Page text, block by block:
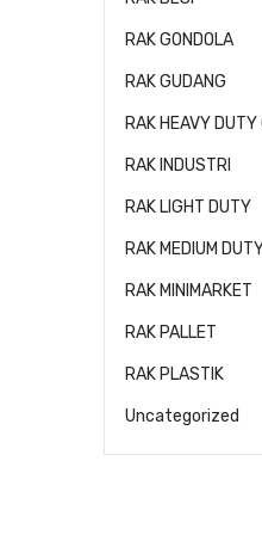
RAK GONDOLA
RAK GUDANG
RAK HEAVY
RAK INDUSTRI
RAK LIGHT DUTY
RAK MEDIUM
RAK MINIMARKET
RAK PALLET
RAK PLASTIK
Uncategorized